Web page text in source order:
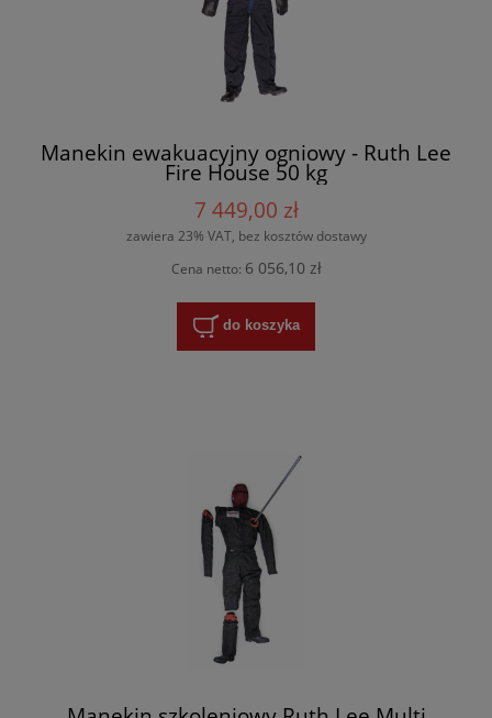
Manekin ewakuacyjny ogniowy - Ruth Lee
Fire House 50 kg
7 449,00 zł
zawiera 23% VAT, bez kosztów dostawy
Cena netto: 6 056,10 zł
do koszyka